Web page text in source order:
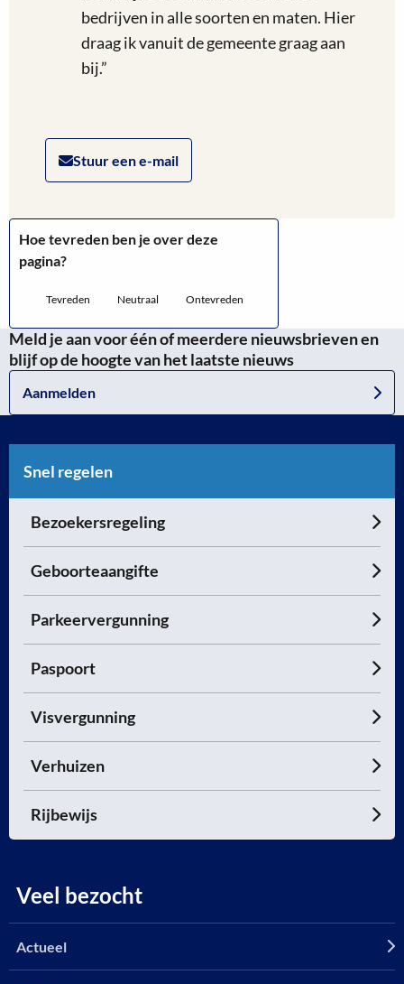
bedrijven in alle soorten en maten. Hier
draag ik vanuit de gemeente graag aan
bij​.”
Stuur een e-mail
Hoe tevreden ben je over deze
pagina?
Tevreden Neutraal Ontevreden
Meld je aan voor één of meerdere nieuwsbrieven en
blijf op de hoogte van het laatste nieuws
Aanmelden
Snel regelen
Bezoekersregeling
Geboorteaangifte
Parkeervergunning
Paspoort
Visvergunning
Verhuizen
Rijbewijs
Veel bezocht
Actueel